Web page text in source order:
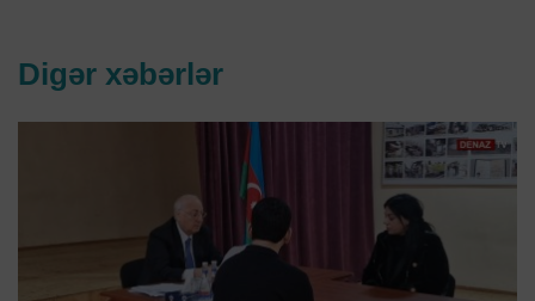
Digər xəbərlər